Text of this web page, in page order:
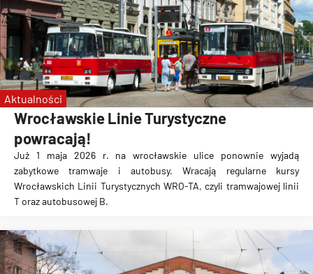
Wrocławskie Linie Turystyczne
powracają!
Już 1 maja 2026 r. na wrocławskie ulice ponownie wyjadą
zabytkowe tramwaje i autobusy. Wracają regularne kursy
Wrocławskich Linii Turystycznych WRO-TA, czyli tramwajowej linii
T oraz autobusowej B.
Aktualności